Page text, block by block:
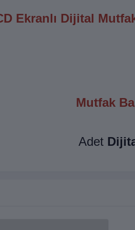
Ekranlı Dijital
Mutfak